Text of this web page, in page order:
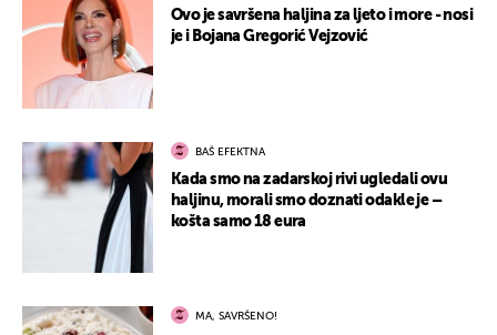
Ovo je savršena haljina za ljeto i more - nosi
je i Bojana Gregorić Vejzović
BAŠ EFEKTNA
Kada smo na zadarskoj rivi ugledali ovu
haljinu, morali smo doznati odakle je –
košta samo 18 eura
MA, SAVRŠENO!